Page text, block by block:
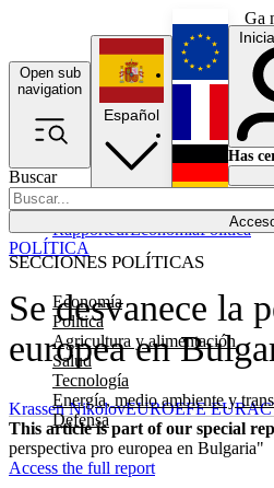
Ga
Open sub
navigation
Buscar
SECCIONES POLÍTICAS
Economía
Política
Agricultura y alimentación
Salud
Tecnología
Energía, medio ambiente y
Defensa
RapporteurEconomíaPolítica
Español
English
Has
Se desvanece la
europea en
POLÍTICA
Krassen NikolovEUROEFE
This article is part of our special
perspectiva pro europea en Bulgaria"
Access the full report